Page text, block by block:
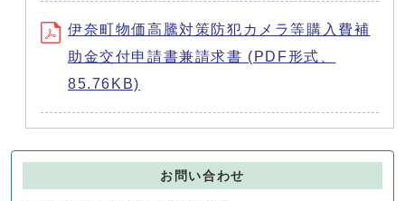
伊奈町物価高騰対策防犯カメラ等購入費補
助金交付申請書兼請求書 (PDF形式、
85.76KB)
お問い合わせ